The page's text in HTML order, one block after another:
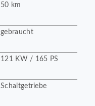
50 km
gebraucht
121 KW / 165 PS
Schaltgetriebe